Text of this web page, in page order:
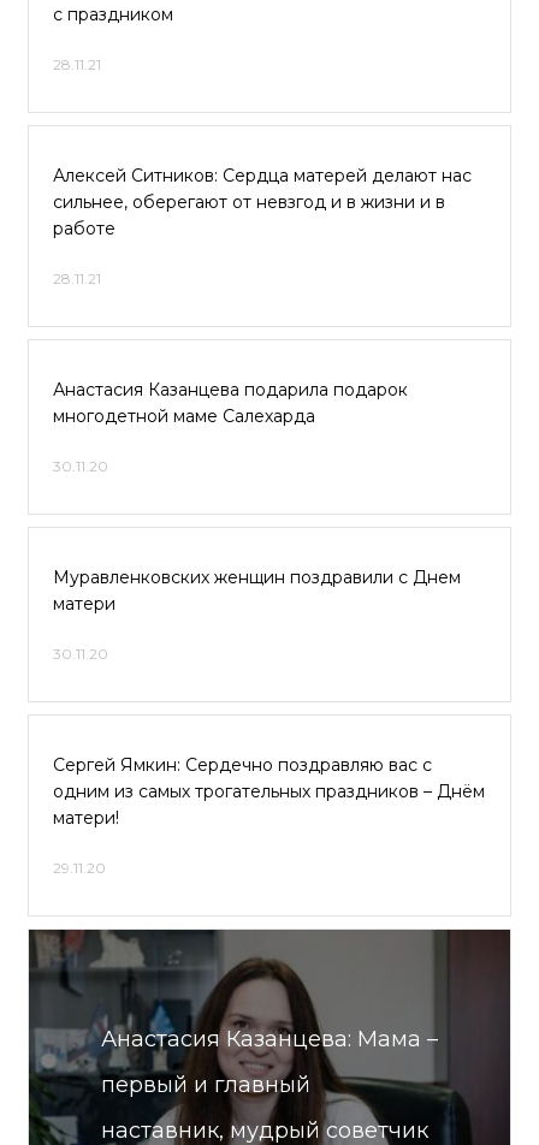
с праздником
28.11.21
Алексей Ситников: Сердца матерей делают нас
сильнее, оберегают от невзгод и в жизни и в
работе
28.11.21
Анастасия Казанцева подарила подарок
многодетной маме Салехарда
30.11.20
Муравленковских женщин поздравили с Днем
матери
30.11.20
Сергей Ямкин: Сердечно поздравляю вас с
одним из самых трогательных праздников – Днём
матери!
29.11.20
Анастасия Казанцева: Мама –
первый и главный
наставник, мудрый советчик